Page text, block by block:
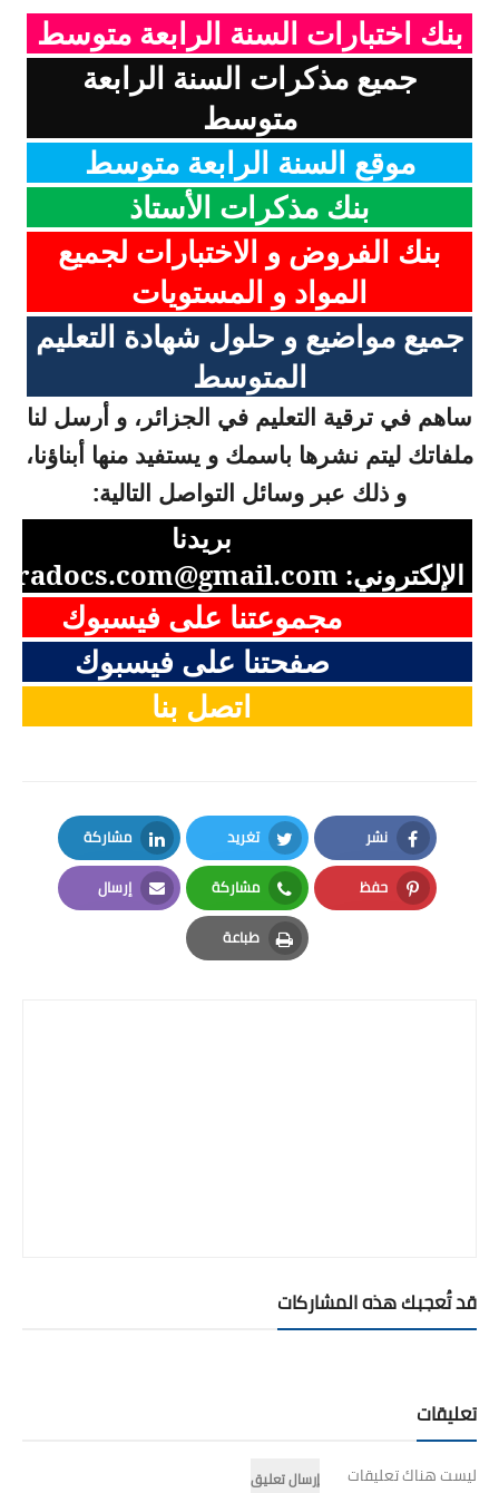
بنك اختبارات السنة الرابعة متوسط
جميع مذكرات السنة الرابعة
متوسط
موقع السنة الرابعة متوسط
بنك مذكرات الأستاذ
بنك الفروض و الاختبارات لجميع
المواد و المستويات
جميع مواضيع و حلول شهادة التعليم
المتوسط
ساهم في ترقية التعليم في الجزائر، و أرسل لنا
ملفاتك ليتم نشرها باسمك و يستفيد منها أبناؤنا،
و ذلك عبر وسائل التواصل التالية:
بريدنا
الإلكتروني:
مجموعتنا على فيسبوك
صفحتنا على فيسبوك
اتصل بنا
نشر
Facebook
تغريد
Twitter
مشاركة
LinkedIn
حفظ
Pinterest
مشاركة
Whatsapp
إرسال
Email
طباعة
Print
قد تُعجبك هذه المشاركات
تعليقات
ليست هناك تعليقات
إرسال تعليق